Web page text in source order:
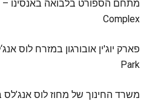
Complex
Park